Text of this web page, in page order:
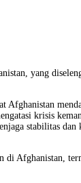
yang
krisis
stabilitas
Afghanistan,